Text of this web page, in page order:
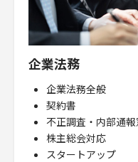
企業法務
企業法務全般
契約書
不正調査・内部通報
株主総会対応
スタートアップ